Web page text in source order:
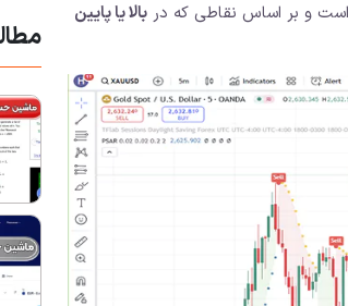
است و بر اساس نقاطی که در بالا یا پایین